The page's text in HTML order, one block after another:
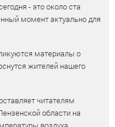
- это около ста
момент актуально для
материалы о
жителей нашего
читателям
области на